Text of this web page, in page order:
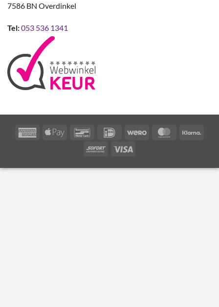
7586 BN Overdinkel
Tel:053 536 1341
AmericanApple
BancontactIDeal Wero MasterCard
Sofort